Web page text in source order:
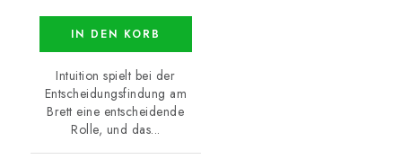
IN DEN KORB
Intuition spielt bei der
Entscheidungsfindung am
Brett eine entscheidende
Rolle, und das...